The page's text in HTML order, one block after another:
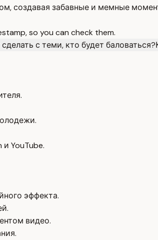
создавая забавные и мемные
so you can check them.
с теми, кто будет баловаться?
YouTube.
эффекта.
видео.